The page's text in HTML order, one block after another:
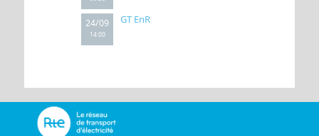
24/09
14:00
GT EnR